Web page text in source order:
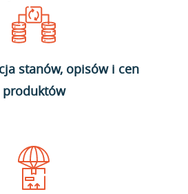
stanów, opisów i cen
produktów